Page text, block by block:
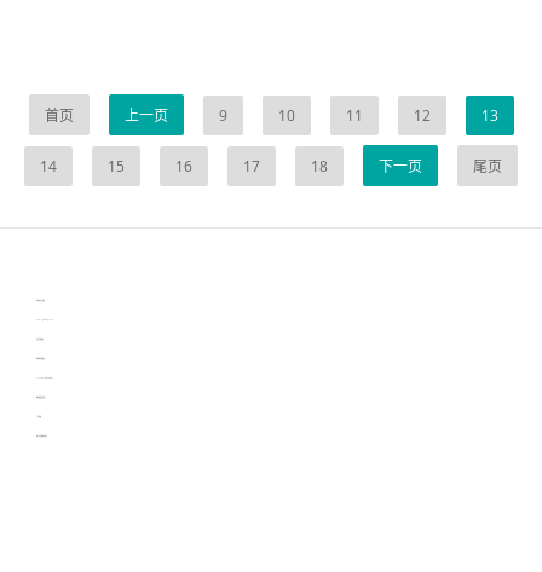
首页 上一页 9 10 11 12 13
14 15 16 17 18 下一页 尾页